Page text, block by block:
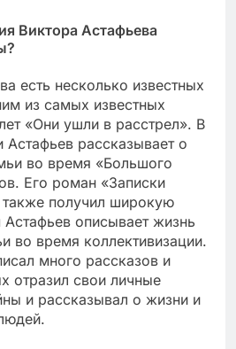
Виктора Астафьева
есть несколько известных
из самых известных
«Они ушли в расстрел». В
Астафьев рассказывает о
во время «Большого
Его роман «Записки
получил широкую
Астафьев описывает жизнь
во время коллективизации.
много рассказов и
отразил свои личные
и рассказывал о жизни и